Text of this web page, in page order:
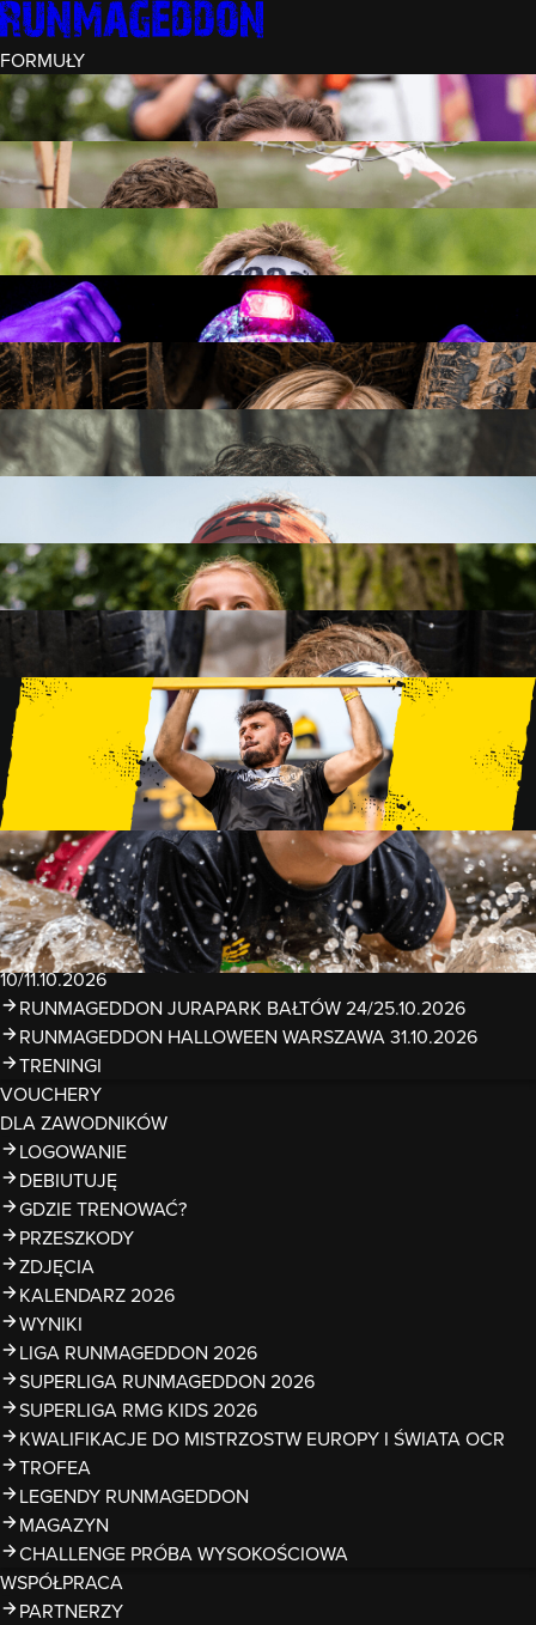
FORMUŁY
INTRO (¼)
15 PRZESZKÓD
3 KM+
REKRUT (½)
30 PRZESZKÓD
6 KM+
RUNMAGEDDON
50 PRZESZKÓD
12 KM+
NOCNY REKRUT (½)
30 PRZESZKÓD
6 KM+
INTRO U-16
15 PRZESZKÓD
3 KM+
RUNMAGEDDON HARDCORE
70 PRZESZKÓD
21 KM+
42 KM+
FAMILY
15 PRZESZKÓD
2 KM+
KIDS
15 PRZESZKÓD
1 KM+
TRENINGI
WYDARZENIA
RUNMAGEDDON LUBLIN ZALEW ZEMBORZYCKI
22/23.08.2026
RUNMAGEDDON ERGO ARENA GDAŃSK/SOPOT
12/13.09.2026
RUNMAGEDDON KIDS: DEMO WARSZAWA 24/26.09.2026
RUNMAGEDDON WROCŁAW KOPALNIA ROLANTOWICE
26/27.09.2026
RUNMAGEDDON WARSZAWA TWIERDZA MODLIN
10/11.10.2026
RUNMAGEDDON JURAPARK BAŁTÓW 24/25.10.2026
RUNMAGEDDON HALLOWEEN WARSZAWA 31.10.2026
TRENINGI
VOUCHERY
DLA ZAWODNIKÓW
LOGOWANIE
DEBIUTUJĘ
GDZIE TRENOWAĆ?
PRZESZKODY
ZDJĘCIA
KALENDARZ 2026
WYNIKI
LIGA RUNMAGEDDON 2026
SUPERLIGA RUNMAGEDDON 2026
SUPERLIGA RMG KIDS 2026
KWALIFIKACJE DO MISTRZOSTW EUROPY I ŚWIATA OCR
TROFEA
LEGENDY RUNMAGEDDON
MAGAZYN
CHALLENGE PRÓBA WYSOKOŚCIOWA
WSPÓŁPRACA
PARTNERZY